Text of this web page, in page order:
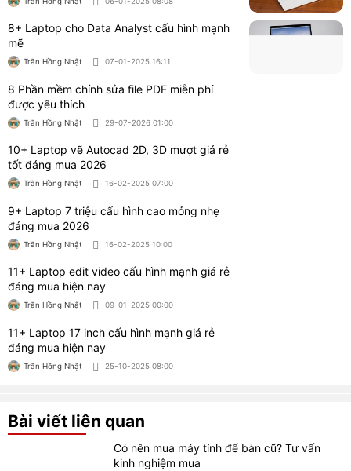
8+ Laptop cho Data Analyst cấu hình mạnh
mẽ
Trần Hồng Nhật 07-01-2025 16:11
8 Phần mềm chỉnh sửa file PDF miễn phí
được yêu thích
Trần Hồng Nhật 29-07-2026 01:00
10+ Laptop vẽ Autocad 2D, 3D mượt giá rẻ
tốt đáng mua 2026
Trần Hồng Nhật 16-02-2025 07:00
9+ Laptop 7 triệu cấu hình cao mỏng nhẹ
đáng mua 2026
Trần Hồng Nhật 16-02-2025 10:00
11+ Laptop edit video cấu hình mạnh giá rẻ
đáng mua hiện nay
Trần Hồng Nhật 09-01-2025 00:00
11+ Laptop 17 inch cấu hình mạnh giá rẻ
đáng mua hiện nay
Trần Hồng Nhật 25-10-2025 08:00
Bài viết liên quan
Có nên mua máy tính để bàn cũ? Tư vấn
kinh nghiệm mua